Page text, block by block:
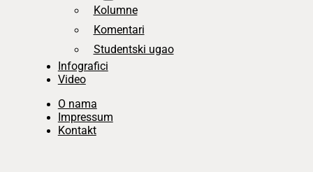
Kolumne
Komentari
Studentski ugao
Infografici
Video
O nama
Impressum
Kontakt